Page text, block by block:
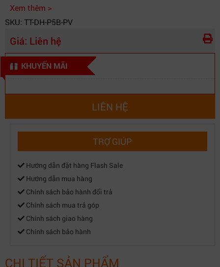
Xem thêm >
SKU: TT-DH-P5B-PV
Giá: Liên hệ
KHUYẾN MÃI
LIÊN HỆ
TRỢ GIÚP
Hướng dẫn đặt hàng Flash Sale
Hướng dẫn mua hàng
Chính sách bảo hành đổi trả
Chính sách mua trả góp
Chính sách giao hàng
Chính sách bảo hành
CHI TIẾT SẢN PHẨM